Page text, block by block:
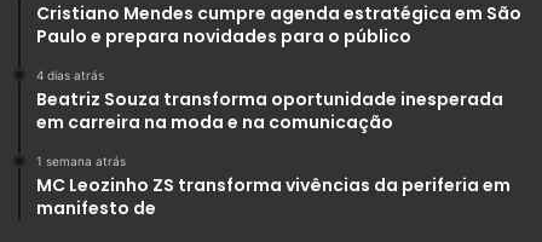
Cristiano Mendes cumpre agenda estratégica em São
Paulo e prepara novidades para o público
4 dias atrás
Beatriz Souza transforma oportunidade inesperada
em carreira na moda e na comunicação
1 semana atrás
MC Leozinho ZS transforma vivências da periferia em
manifesto de